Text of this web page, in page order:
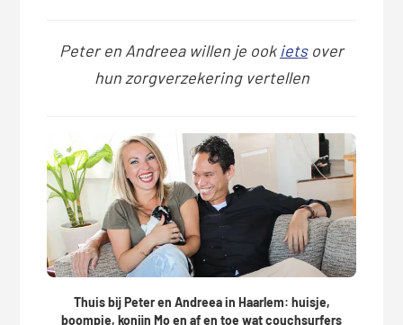
Peter en Andreea willen je ook ietsover
hun zorgverzekering vertellen
Thuis bij Peter en Andreea in Haarlem: huisje,
boompje, konijn Mo en af en toe wat couchsurfers